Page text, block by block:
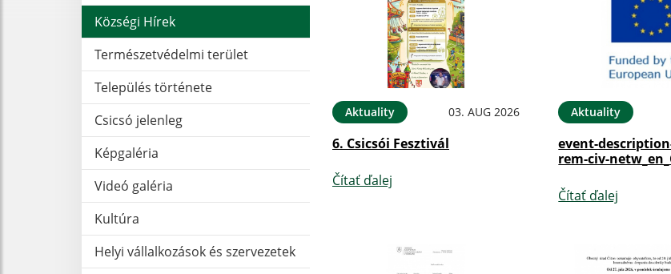
Községi Hírek
Természetvédelmi terület
Település története
Csicsó jelenleg
Képgaléria
Videó galéria
Kultúra
Helyi vállalkozások és szervezetek
Aktuality 03. AUG 2026
6. Csicsói Fesztivál
Čítať ďalej
Aktuality
event-
rem-civ-
Čítať ďalej